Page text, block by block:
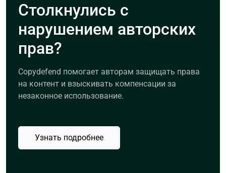
Столкнулись с
нарушением авторских
прав?
Copydefend помогает авторам защищать права
на контент и взыскивать компенсации за
незаконное использование.
Узнать подробнее